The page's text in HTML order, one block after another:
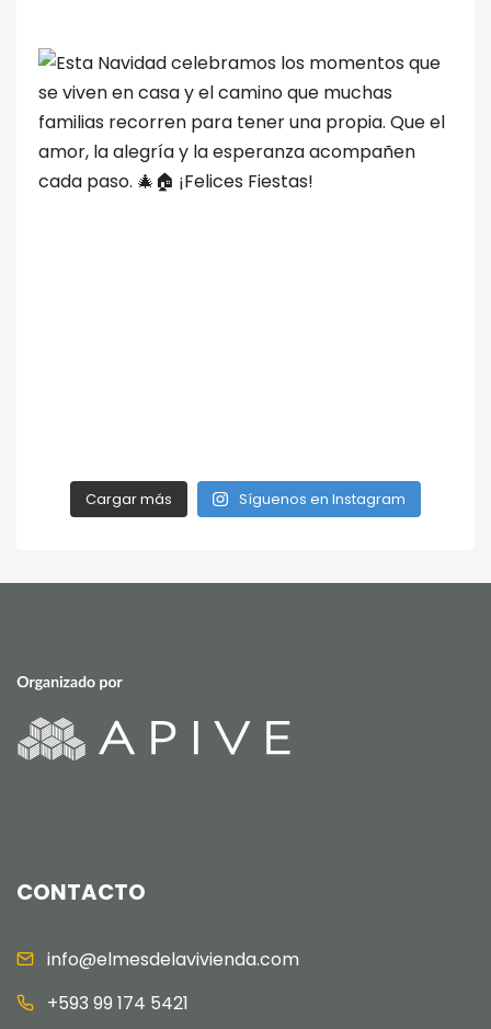
Cargar más Síguenos en Instagram
CONTACTO
info@elmesdelavivienda.com
+593 99 174 5421